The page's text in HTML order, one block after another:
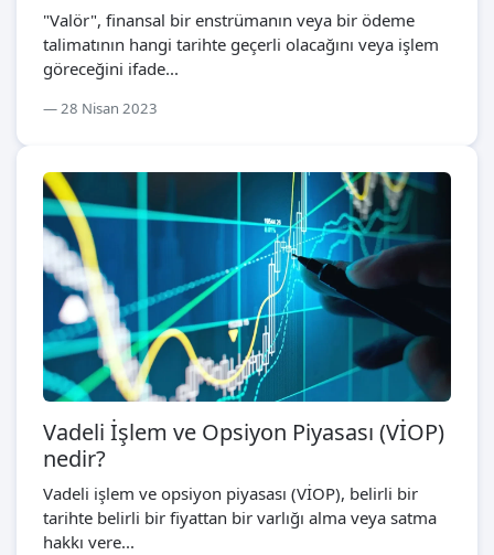
"Valör", finansal bir enstrümanın veya bir ödeme
talimatının hangi tarihte geçerli olacağını veya işlem
göreceğini ifade...
28 Nisan 2023
Vadeli İşlem ve Opsiyon Piyasası (VİOP)
nedir?
Vadeli işlem ve opsiyon piyasası (VİOP), belirli bir
tarihte belirli bir fiyattan bir varlığı alma veya satma
hakkı vere...